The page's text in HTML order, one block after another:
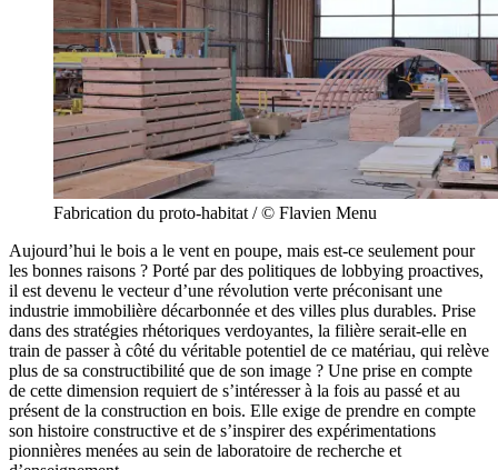
Fabrication du proto-habitat / © Flavien Menu
Aujourd’hui le bois a le vent en poupe, mais est-ce seulement pour
les bonnes raisons­ ? Porté par des politiques de lobbying proactives,
il est devenu le vecteur d’une révolution verte préconisant une
industrie immobilière décarbonnée et des villes plus durables. Prise
dans des stratégies rhétoriques verdoyantes, la filière serait-elle en
train de passer à côté du véritable potentiel de ce matériau, qui relève
plus de sa constructibilité que de son image ? Une prise en compte
de cette dimension requiert de s’intéresser à la fois au passé et au
présent de la construction en bois. Elle exige de prendre en compte
son histoire constructive et de s’inspirer des expérimentations
pionnières menées au sein de laboratoire de recherche et